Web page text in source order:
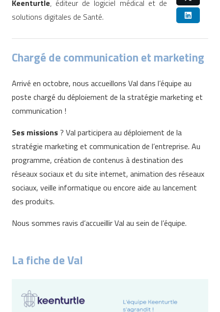
Keenturtle, éditeur de logiciel médical et de
solutions digitales de Santé.
Chargé de communication et marketing
Arrivé en octobre, nous accueillons Val dans l’équipe au
poste chargé du déploiement de la stratégie marketing et
communication !
Ses missions ? Val participera au déploiement de la
stratégie marketing et communication de l’entreprise. Au
programme, création de contenus à destination des
réseaux sociaux et du site internet, animation des réseaux
sociaux, veille informatique ou encore aide au lancement
des produits.
Nous sommes ravis d’accueillir Val au sein de l’équipe.
La fiche de Val